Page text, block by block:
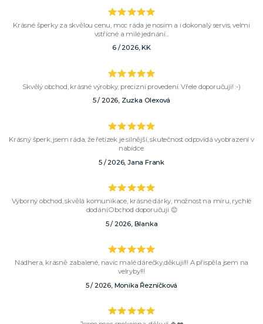
Krásné šperky za skvělou cenu, moc ráda je nosím a i dokonalý servis, velmi
vstřícné a milé jednání...
6 / 2026, KK
Skvělý obchod, krásné výrobky, precizní provedení. Vřele doporučuji! :-)
5 / 2026, Zuzka Olexová
Krásný šperk, jsem ráda, že řetízek je silnější, skutečnost odpovídá vyobrazení v
nabídce.
5 / 2026, Jana Frank
Výborný obchod, skvělá komunikace, krásné dárky, možnost na míru, rychlé
dodání.Obchod doporučuji 😊
5 / 2026, Blanka
Nádhera, krásně zabalené, navíc malé dárečky,děkuji!!! A přispěla jsem na
velryby!!!
5 / 2026, Monika Řezníčková